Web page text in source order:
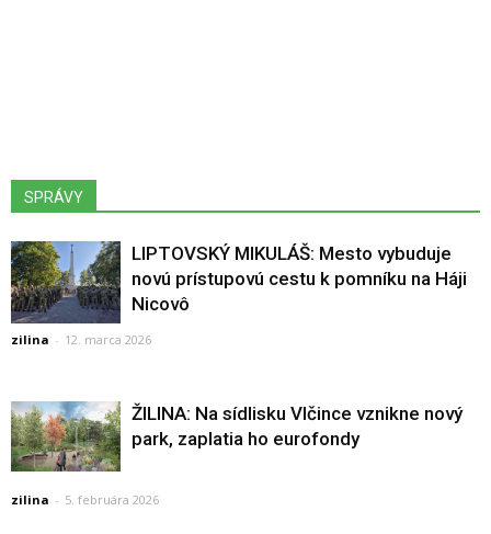
SPRÁVY
LIPTOVSKÝ MIKULÁŠ: Mesto vybuduje
novú prístupovú cestu k pomníku na Háji
Nicovô
zilina - 12. marca 2026
ŽILINA: Na sídlisku Vlčince vznikne nový
park, zaplatia ho eurofondy
zilina - 5. februára 2026